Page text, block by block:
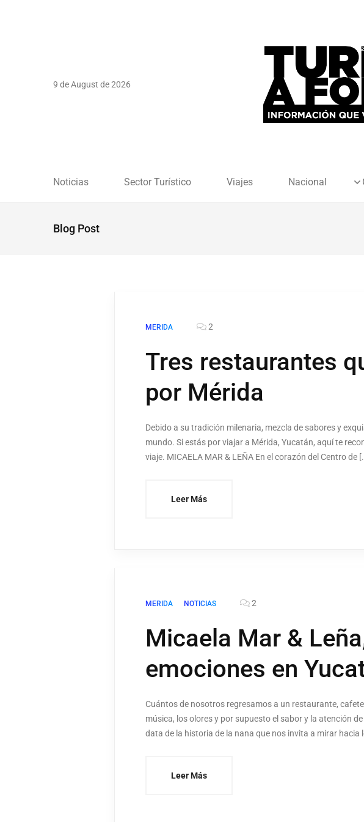
9 de August de 2026
Noticias Sector Turístico Viajes Nacional
Blog Post
MERIDA 2
Tres restaurantes
por Mérida
Debido a su tradición milenaria, mezcla de sabores y
mundo. Si estás por viajar a Mérida, Yucatán, aquí te
viaje. MICAELA MAR & LEÑA En el corazón del Centro de
Leer Más
MERIDA NOTICIAS 2
Micaela Mar &
emociones en
Cuántos de nosotros regresamos a un restaurante,
música, los olores y por supuesto el sabor y la atención
data de la historia de la nana que nos invita a mirar hacia
Leer Más